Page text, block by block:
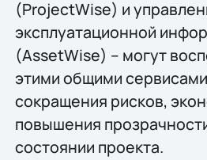
(ProjectWise) и
эксплуатационной
(AssetWise) – могут
этими общими
сокращения рисков,
повышения
состоянии проекта.